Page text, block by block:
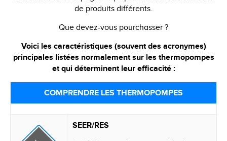
de produits différents.
Que devez-vous pourchasser ?
Voici les caractéristiques (souvent des acronymes)
principales listées normalement sur les thermopompes
et qui déterminent leur efficacité :
COMPRENDRE LES THERMOPOMPES
SEER/RES